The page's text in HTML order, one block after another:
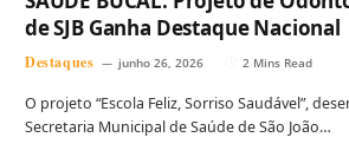
de SJB Ganha Destaque Nacional
Destaques junho 26, 2026 2 Mins Read
O projeto “Escola Feliz, Sorriso Saudável”,
Secretaria Municipal de Saúde de São João…